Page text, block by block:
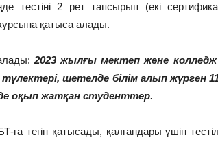
тестіні 2 рет тапсырып (екі
қатыса алады.
2023 жылғы мектеп және
шетелде білім алып жүрген
оқып жатқан студенттер.
ға тегін қатысады, қалғандары үшін